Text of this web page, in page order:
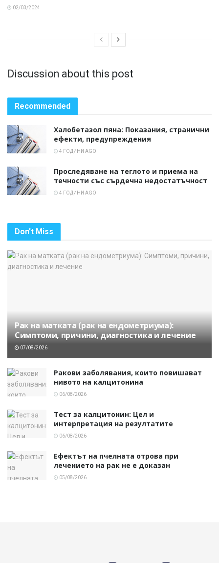
02/03/2024
Discussion about this post
Recommended
Халобетазол пяна: Показания, странични
ефекти, предупреждения
4 ГОДИНИ AGO
Проследяване на теглото и приема на
течности със сърдечна недостатъчност
4 ГОДИНИ AGO
Don't Miss
Рак на матката (рак на ендометриума):
Симптоми, причини, диагностика и лечение
07/08/2026
Ракови заболявания, които повишават
нивото на калцитонина
06/08/2026
Тест за калцитонин: Цел и
интерпретация на резултатите
06/08/2026
Ефектът на пчелната отрова при
лечението на рак не е доказан
05/08/2026